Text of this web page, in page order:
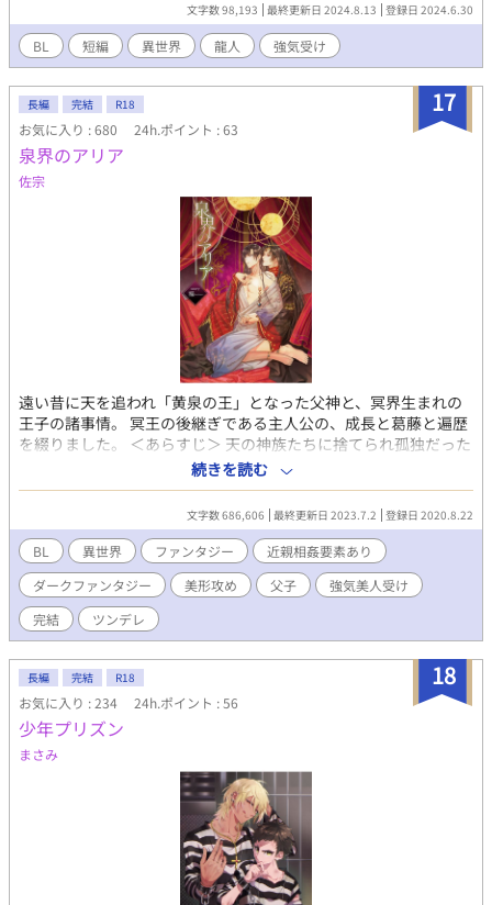
文字数 98,193 最終更新日 2024.8.13 登録日 2024.6.30
BL 短編 異世界 龍人 強気受け
17
長編 完結 R18
お気に入り : 680 24h.ポイント : 63
泉界のアリア
佐宗
遠い昔に天を追われ「黄泉の王」となった父神と、冥界生まれの
王子の諸事情。 冥王の後継ぎである主人公の、成長と葛藤と遍歴
を綴りました。 ＜あらすじ＞ 天の神族たちに捨てられ孤独だった
冥王は、妃神の忘れ形見・ナシェル王子を溺愛する。 しかし成長
したナシェルは、自分を(性的に)躾けた王への複雑な感情に苦悩
する。 淫らに育てられた憎しみと、冥王の絶大な力を身に受けた
いという欲望。 愛憎に揺れるナシェルの行動が、やがて大きな騒
動を生むことになり…。 配下の魔族たちや天の神族も交えて展開
する、厄介な父子関係の行末は？ ――――以下注意書きなど。 ◆
神族は不老ですが『不死ではない』世界観です。最上位種族とい
うだけで神らしい立派な行動は特にしません。 ギリシャ神話のよ
うに人間くさくて色々やらかす生身の神々です。 ・BL作品ですが
ささくれ美人ツン受け ・途中で、攻めが複数人登場します、脇カ
プも存在します。 ・シリアスで物語後半にかけて描写濃いめ。特
に第三部以降エロ多＆激しめです。 ・無理矢理、媚薬、拘束、モ
ブ輪、３Ｐ、道具など。 ・本編四部構成の長編です。 ・完結済の
作品をこちら用に直して載せます。 少年期編はこちら↓
https://www.alphapolis.co.jp/novel/701847579/251406114 ※
主人公は素行不良の青年神です。冒頭ささくれています(グレた原
因は過去編で)。前半、ダークサイドな主人公のBLらしからぬ言動
がある『不謹慎で非常識な』BL作品です。最終的には濃い父子BL
になります。 神族なので近親タブーは度外視、血縁関係が濃密で
す。カップリング問題作ですが深い愛情がテーマです。 表
続きを読む
文字数 686,606 最終更新日 2023.7.2 登録日 2020.8.22
BL 異世界 ファンタジー
近親相姦要素あり
ダークファンタジー
美形攻め 父子
強気美人受け
完結
ツンデレ
18
長編 完結 R18
お気に入り : 234 24h.ポイント : 56
少年プリズン
まさみ